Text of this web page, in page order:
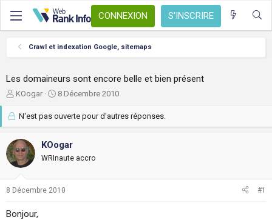
CONNEXION S'INSCRIRE
Crawl et indexation Google, sitemaps
Les domaineurs sont encore belle et bien présent
A
e
u
r
d
e
a
i
KOogar
D
t
e
e
d
b
u
8 Décembre 2010
N'est pas ouverte pour d'autres réponses.
KOogar
WRInaute accro
8 Décembre 2010 #1
Bonjour,